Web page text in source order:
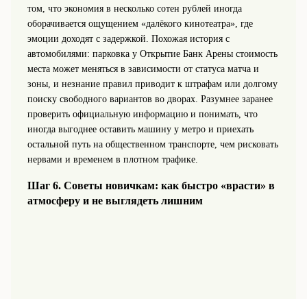
том, что экономия в несколько сотен рублей иногда
оборачивается ощущением «далёкого кинотеатра», где
эмоции доходят с задержкой. Похожая история с
автомобилями: парковка у Открытие Банк Арены стоимость
места может меняться в зависимости от статуса матча и
зоны, и незнание правил приводит к штрафам или долгому
поиску свободного вариантов во дворах. Разумнее заранее
проверить официальную информацию и понимать, что
иногда выгоднее оставить машину у метро и приехать
остальной путь на общественном транспорте, чем рисковать
нервами и временем в плотном трафике.
Шаг 6. Советы новичкам: как быстро «врасти» в
атмосферу и не выглядеть лишним